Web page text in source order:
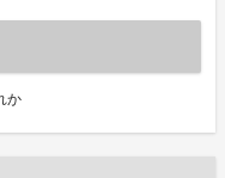
か